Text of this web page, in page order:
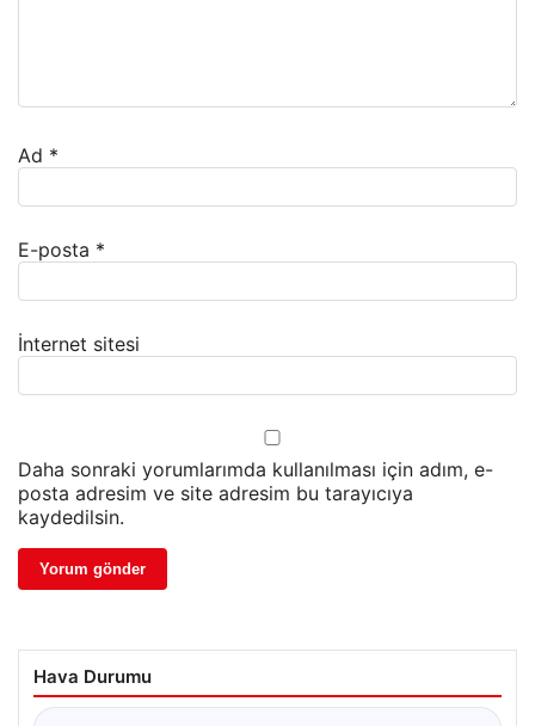
Ad *
E-posta *
İnternet sitesi
Daha sonraki yorumlarımda kullanılması için adım, e-
posta adresim ve site adresim bu tarayıcıya
kaydedilsin.
Hava Durumu